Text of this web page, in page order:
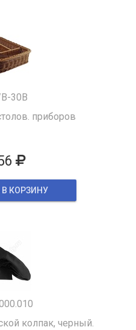
30B
приборов
КОРЗИНУ
колпак, черный.